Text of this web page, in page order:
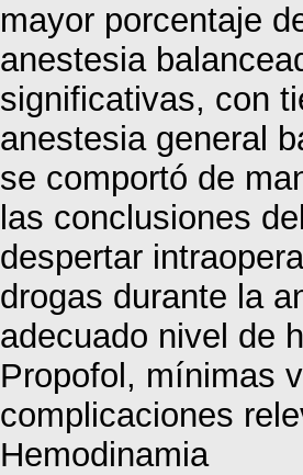
mayor porcentaje
anestesia
significativas, con
anestesia general
se comportó de
las conclusiones
despertar
drogas durante la
adecuado nivel de
Propofol, mínimas
complicaciones
Hemodinamia